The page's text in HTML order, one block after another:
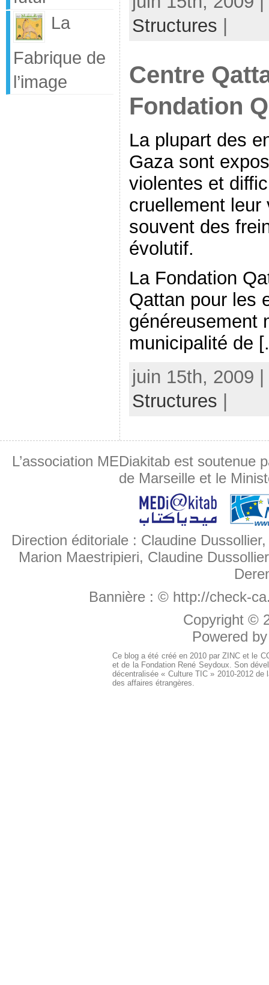
La
Fabrique de
l’image
Structures
Centre
Fondation
La plupart des
Gaza sont
violentes et
cruellement leur
souvent des
évolutif.
La Fondation
Qattan pour les
généreusement
municipalité de
juin 15th, 2009
Structures
L’association MEDiakitab est soutenue
de Marseille et le
Direction éditoriale : Claudine
Marion Maestripieri, Claudine
Bannière : © http://check-
Copyright ©
Powered
Ce blog a été créé en 2010 par ZINC et le
et de la Fondation René Seydoux. Son
décentralisée « Culture TIC » 2010-2012
des affaires étrangères.